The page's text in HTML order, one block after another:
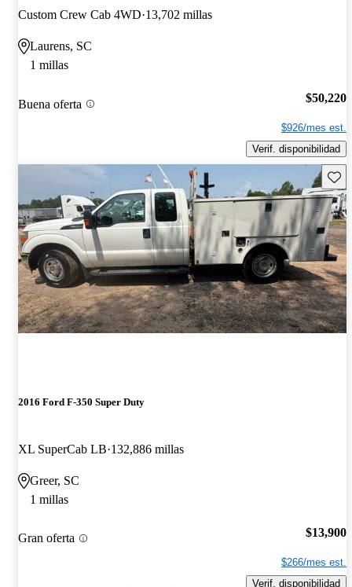
Custom Crew Cab 4WD 13,702 millas
Laurens, SC
1 millas
Buena oferta $50,220
$926/mes est.
Verif. disponibilidad
2016 Ford F-350 Super Duty
XL SuperCab LB 132,886 millas
Greer, SC
1 millas
Gran oferta $13,900
$266/mes est.
Verif. disponibilidad